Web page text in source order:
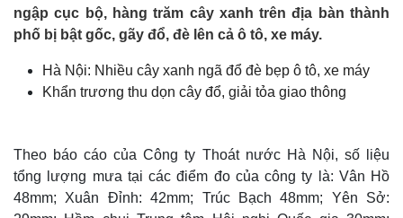
ngập cục bộ, hàng trăm cây xanh trên địa bàn thành
phố bị bật gốc, gãy đổ, đè lên cả ô tô, xe máy.
Hà Nội: Nhiều cây xanh ngã đổ đè bẹp ô tô, xe máy
Khẩn trương thu dọn cây đổ, giải tỏa giao thông
Theo báo cáo của Công ty Thoát nước Hà Nội, số liệu
tổng lượng mưa tại các điểm đo của công ty là: Vân Hồ
48mm; Xuân Đỉnh: 42mm; Trúc Bạch 48mm; Yên Sở: